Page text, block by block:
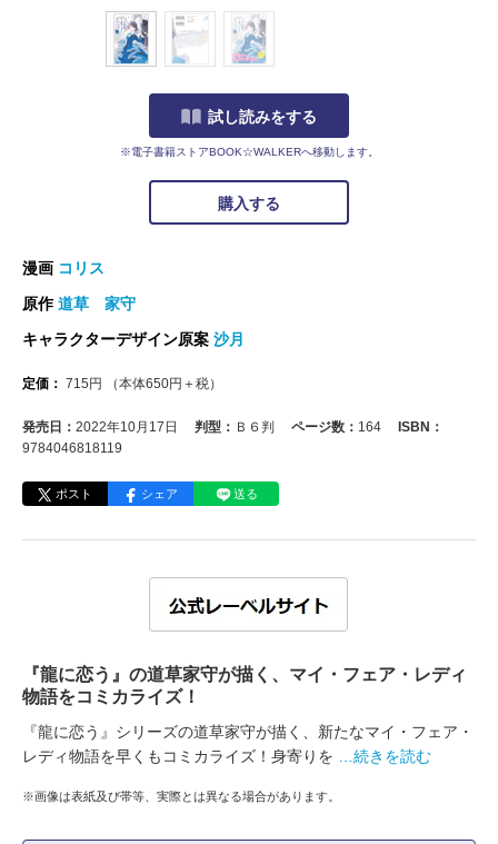
試し読みをする
※電子書籍ストアBOOK☆WALKERへ移動します。
購入する
漫画 コリス
原作道草 家守
キャラクターデザイン原案 沙月
定価： 715 円 （本体650円＋税）
発売日： 2022年10月17日 判型： Ｂ６判 ページ数： 164
ISBN：
9784046818119
ポスト シェア 送る
『龍に恋う』の道草家守が描く、マイ・フェア・レディ
物語をコミカライズ！
『龍に恋う』シリーズの道草家守が描く、新たなマイ・フェア・
レディ物語を早くもコミカライズ！身寄りを
…続きを読む
※画像は表紙及び帯等、実際とは異なる場合があります。